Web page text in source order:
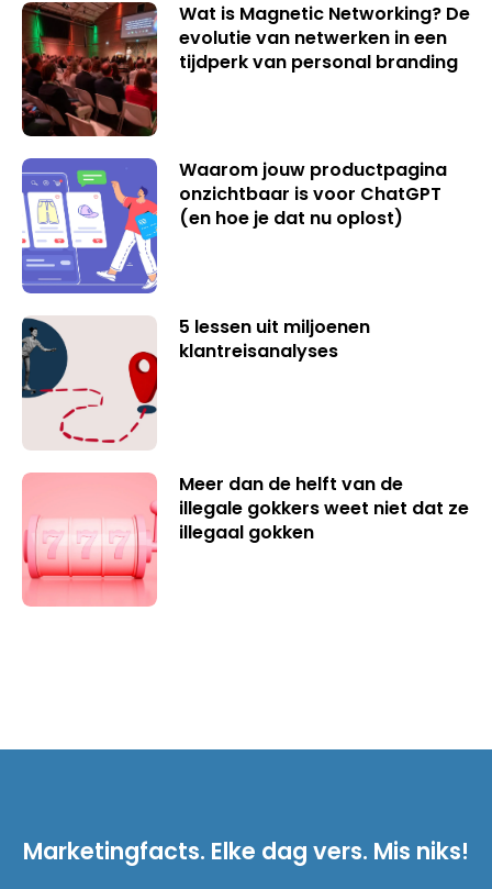
Wat is Magnetic Networking? De
evolutie van netwerken in een
tijdperk van personal branding
Waarom jouw productpagina
onzichtbaar is voor ChatGPT
(en hoe je dat nu oplost)
5 lessen uit miljoenen
klantreisanalyses
Meer dan de helft van de
illegale gokkers weet niet dat ze
illegaal gokken
Marketingfacts. Elke dag vers. Mis niks!